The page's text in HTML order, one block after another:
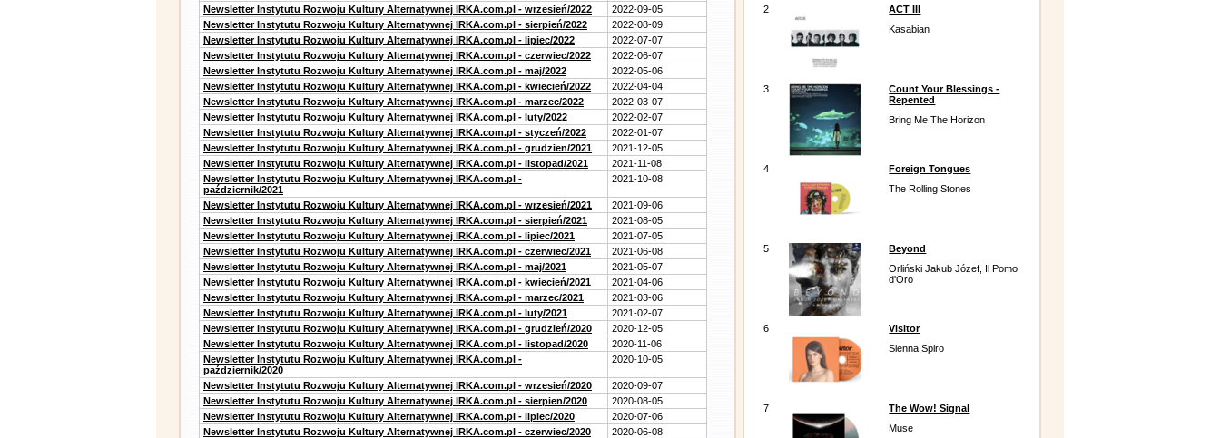
Newsletter Instytutu Rozwoju Kultury Alternatywnej IRKA.com.pl - wrzesień/2022
2022-09-05
Newsletter Instytutu Rozwoju Kultury Alternatywnej IRKA.com.pl - sierpień/2022
2022-08-09
Newsletter Instytutu Rozwoju Kultury Alternatywnej IRKA.com.pl - lipiec/2022
2022-07-07
Newsletter Instytutu Rozwoju Kultury Alternatywnej IRKA.com.pl - czerwiec/2022
2022-06-07
Newsletter Instytutu Rozwoju Kultury Alternatywnej IRKA.com.pl - maj/2022
2022-05-06
Newsletter Instytutu Rozwoju Kultury Alternatywnej IRKA.com.pl - kwiecień/2022
2022-04-04
Newsletter Instytutu Rozwoju Kultury Alternatywnej IRKA.com.pl - marzec/2022
2022-03-07
Newsletter Instytutu Rozwoju Kultury Alternatywnej IRKA.com.pl - luty/2022
2022-02-07
Newsletter Instytutu Rozwoju Kultury Alternatywnej IRKA.com.pl - styczeń/2022
2022-01-07
Newsletter Instytutu Rozwoju Kultury Alternatywnej IRKA.com.pl - grudzien/2021
2021-12-05
Newsletter Instytutu Rozwoju Kultury Alternatywnej IRKA.com.pl - listopad/2021
2021-11-08
Newsletter Instytutu Rozwoju Kultury Alternatywnej IRKA.com.pl -
październik/2021
2021-10-08
Newsletter Instytutu Rozwoju Kultury Alternatywnej IRKA.com.pl - wrzesień/2021
2021-09-06
Newsletter Instytutu Rozwoju Kultury Alternatywnej IRKA.com.pl - sierpień/2021
2021-08-05
Newsletter Instytutu Rozwoju Kultury Alternatywnej IRKA.com.pl - lipiec/2021
2021-07-05
Newsletter Instytutu Rozwoju Kultury Alternatywnej IRKA.com.pl - czerwiec/2021
2021-06-08
Newsletter Instytutu Rozwoju Kultury Alternatywnej IRKA.com.pl - maj/2021
2021-05-07
Newsletter Instytutu Rozwoju Kultury Alternatywnej IRKA.com.pl - kwiecień/2021
2021-04-06
Newsletter Instytutu Rozwoju Kultury Alternatywnej IRKA.com.pl - marzec/2021
2021-03-06
Newsletter Instytutu Rozwoju Kultury Alternatywnej IRKA.com.pl - luty/2021
2021-02-07
Newsletter Instytutu Rozwoju Kultury Alternatywnej IRKA.com.pl - grudzień/2020
2020-12-05
Newsletter Instytutu Rozwoju Kultury Alternatywnej IRKA.com.pl - listopad/2020
2020-11-06
Newsletter Instytutu Rozwoju Kultury Alternatywnej IRKA.com.pl -
październik/2020
2020-10-05
Newsletter Instytutu Rozwoju Kultury Alternatywnej IRKA.com.pl - wrzesień/2020
2020-09-07
Newsletter Instytutu Rozwoju Kultury Alternatywnej IRKA.com.pl - sierpien/2020
2020-08-05
Newsletter Instytutu Rozwoju Kultury Alternatywnej IRKA.com.pl - lipiec/2020
2020-07-06
Newsletter Instytutu Rozwoju Kultury Alternatywnej IRKA.com.pl - czerwiec/2020
2020-06-08
2
ACT III
Kasabian
3
Count Your Blessings -
Repented
Bring Me The Horizon
4
Foreign Tongues
The Rolling Stones
5
Beyond
Orliński Jakub Józef, Il Pomo
d'Oro
6
Visitor
Sienna Spiro
7
The Wow! Signal
Muse